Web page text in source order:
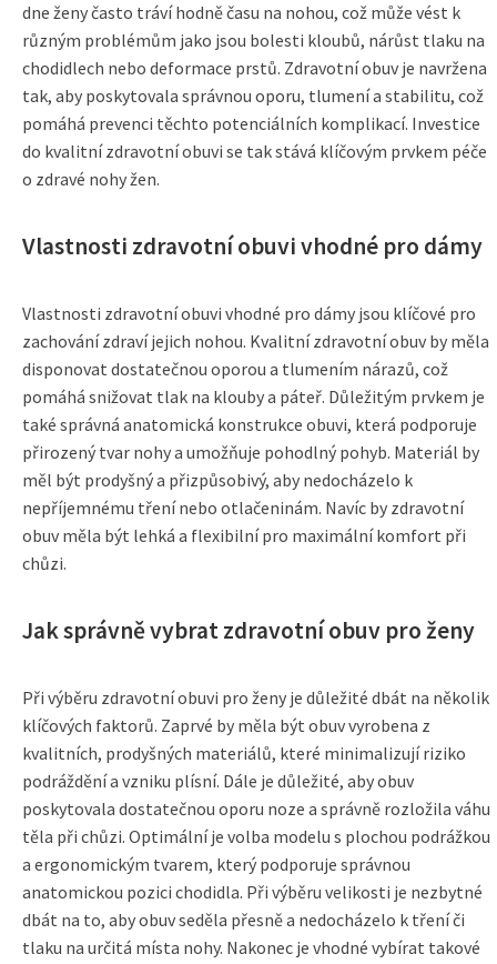
dne ženy často tráví hodně času na nohou, což může vést k
různým problémům jako jsou bolesti kloubů, nárůst tlaku na
chodidlech nebo deformace prstů. Zdravotní obuv je navržena
tak, aby poskytovala správnou oporu, tlumení a stabilitu, což
pomáhá prevenci těchto potenciálních komplikací. Investice
do kvalitní zdravotní obuvi se tak stává klíčovým prvkem péče
o zdravé nohy žen.
Vlastnosti zdravotní obuvi vhodné pro dámy
Vlastnosti zdravotní obuvi vhodné pro dámy jsou klíčové pro
zachování zdraví jejich nohou. Kvalitní zdravotní obuv by měla
disponovat dostatečnou oporou a tlumením nárazů, což
pomáhá snižovat tlak na klouby a páteř. Důležitým prvkem je
také správná anatomická konstrukce obuvi, která podporuje
přirozený tvar nohy a umožňuje pohodlný pohyb. Materiál by
měl být prodyšný a přizpůsobivý, aby nedocházelo k
nepříjemnému tření nebo otlačeninám. Navíc by zdravotní
obuv měla být lehká a flexibilní pro maximální komfort při
chůzi.
Jak správně vybrat zdravotní obuv pro ženy
Při výběru zdravotní obuvi pro ženy je důležité dbát na několik
klíčových faktorů. Zaprvé by měla být obuv vyrobena z
kvalitních, prodyšných materiálů, které minimalizují riziko
podráždění a vzniku plísní. Dále je důležité, aby obuv
poskytovala dostatečnou oporu noze a správně rozložila váhu
těla při chůzi. Optimální je volba modelu s plochou podrážkou
a ergonomickým tvarem, který podporuje správnou
anatomickou pozici chodidla. Při výběru velikosti je nezbytné
dbát na to, aby obuv seděla přesně a nedocházelo k tření či
tlaku na určitá místa nohy. Nakonec je vhodné vybírat takové